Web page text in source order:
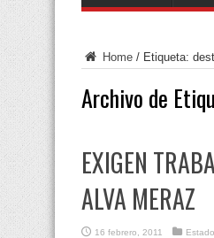
Home / Etiqueta:
Archivo de
EXIGEN
ALVA MERAZ
16 febrero, 2011